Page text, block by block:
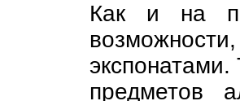
Как и на
экспонатами.
предметов